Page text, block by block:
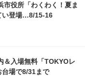
市役所「わくわく！夏ま
い登場…8/15-16
＆入場無料「TOKYOレ
台場で8/31まで